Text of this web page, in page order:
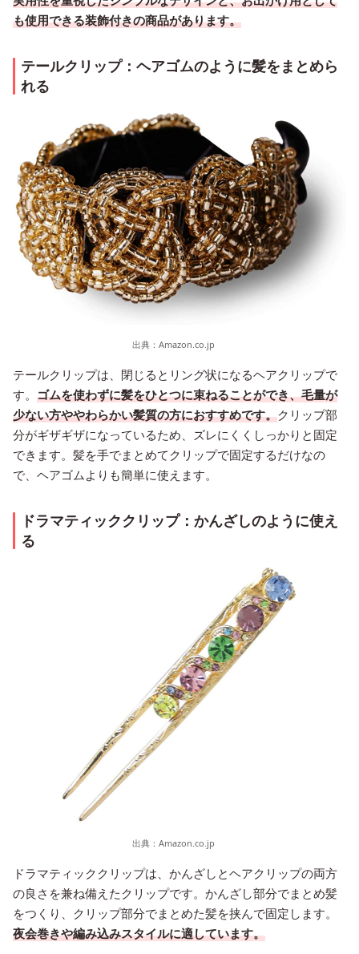
も使用できる装飾付きの商品があります。
テールクリップ：ヘアゴムのように髪をまとめら
れる
出典： Amazon.co.jp
テールクリップは、閉じるとリング状になるヘアクリップで
す。 ゴムを使わずに髪をひとつに束ねることができ、毛量が
少ない方ややわらかい髪質の方におすすめです。クリップ部
分がギザギザになっているため、ズレにくくしっかりと固定
できます。髪を手でまとめてクリップで固定するだけなの
で、ヘアゴムよりも簡単に使えます。
ドラマティッククリップ：かんざしのように使え
る
出典： Amazon.co.jp
ドラマティッククリップは、かんざしとヘアクリップの両方
の良さを兼ね備えたクリップです。かんざし部分でまとめ髪
をつくり、クリップ部分でまとめた髪を挟んで固定します。
夜会巻きや編み込みスタイルに適しています。